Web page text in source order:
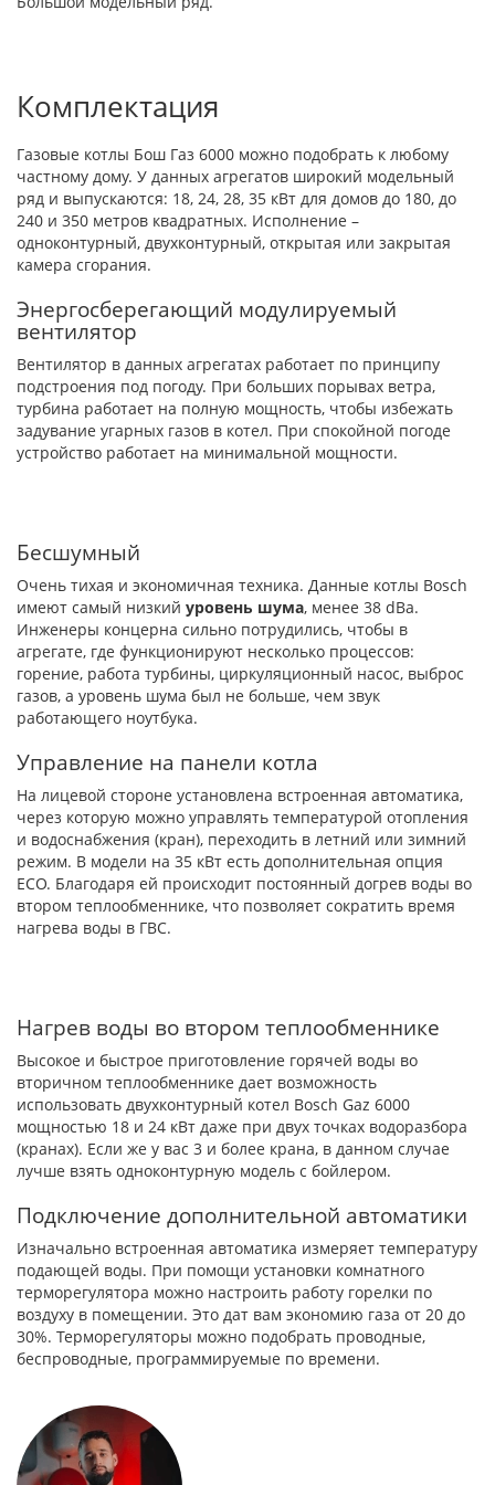
Комплектация
Газовые котлы Бош Газ 6000 можно подобрать к любому
частному дому. У данных агрегатов широкий модельный
ряд и выпускаются: 18, 24, 28, 35 кВт для домов до 180, до
240 и 350 метров квадратных. Исполнение –
одноконтурный, двухконтурный, открытая или закрытая
камера сгорания.
Энергосберегающий модулируемый
вентилятор
Вентилятор в данных агрегатах работает по принципу
подстроения под погоду. При больших порывах ветра,
турбина работает на полную мощность, чтобы избежать
задувание угарных газов в котел. При спокойной погоде
устройство работает на минимальной мощности.
Бесшумный
Очень тихая и экономичная техника. Данные котлы Bosch
имеют самый низкий уровень шума, менее 38 dBa.
Инженеры концерна сильно потрудились, чтобы в
агрегате, где функционируют несколько процессов:
горение, работа турбины, циркуляционный насос, выброс
газов, а уровень шума был не больше, чем звук
работающего ноутбука.
Управление на панели котла
На лицевой стороне установлена встроенная автоматика,
через которую можно управлять температурой отопления
и водоснабжения (кран), переходить в летний или зимний
режим. В модели на 35 кВт есть дополнительная опция
ECO. Благодаря ей происходит постоянный догрев воды во
втором теплообменнике, что позволяет сократить время
нагрева воды в ГВС.
Нагрев воды во втором теплообменнике
Высокое и быстрое приготовление горячей воды во
вторичном теплообменнике дает возможность
использовать двухконтурный котел Bosch Gaz 6000
мощностью 18 и 24 кВт даже при двух точках водоразбора
(кранах). Если же у вас 3 и более крана, в данном случае
лучше взять одноконтурную модель с бойлером.
Подключение дополнительной автоматики
Изначально встроенная автоматика измеряет температуру
подающей воды. При помощи установки комнатного
терморегулятора можно настроить работу горелки по
воздуху в помещении. Это дат вам экономию газа от 20 до
30%. Терморегуляторы можно подобрать проводные,
беспроводные, программируемые по времени.